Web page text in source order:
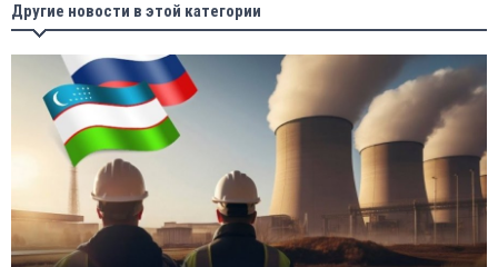
Другие новости в этой категории